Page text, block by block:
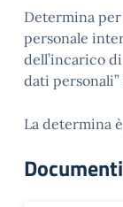
Determina per
personale
dell’incarico
dati
La determina
Documenti